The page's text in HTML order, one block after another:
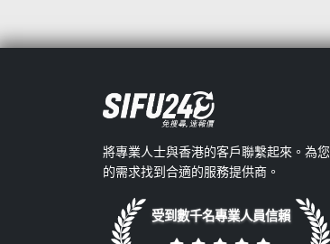
將專業人士與香港的客戶聯繫起來。為您
的需求找到合適的服務提供商。
受到數千名專業人員信賴